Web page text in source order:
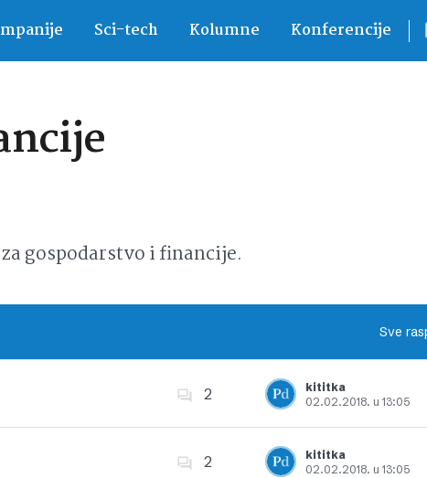
Sci-tech Kolumne Konferencije
gospodarstvo i financije.
Sve
2
kititka
02.02.2018. u 13:05
Dodajte u favorite
2
kititka
02.02.2018. u 13:05